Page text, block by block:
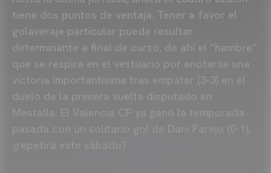
tiene dos puntos de ventaja. Tener a favor el
golaveraje particular puede resultar
determinante a final de curso, de ahí el “hambre”
que se respira en el vestuario por anotarse una
victoria importantísima tras empatar (3-3) en el
duelo de la primera vuelta disputado en